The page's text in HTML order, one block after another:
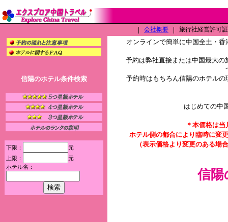
｜ 会社概要 ｜ 旅行社経営許可
信陽のホテル条件検索
下限：
元
上限：
元
ホテル名：
オンラインで簡単に中国全土・
予約は弊社直接または中国最大
予約時はもちろん信陽のホテル
はじめての中
＊本価格は
ホテル側の都合により臨時に変
（表示価格より変更のある場
信陽